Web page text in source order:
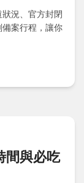
況、官方封閉
案行程，讓你
間與必吃